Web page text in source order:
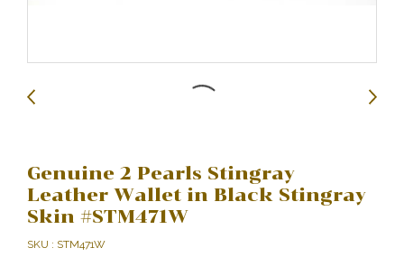
Genuine 2 Pearls Stingray
Leather Wallet in Black Stingray
Skin #STM471W
SKU : STM471W